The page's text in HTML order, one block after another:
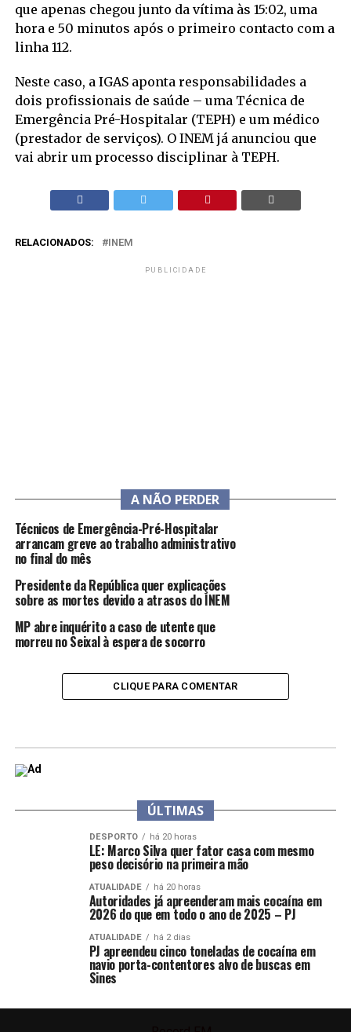
que apenas chegou junto da vítima às 15:02, uma
hora e 50 minutos após o primeiro contacto com a
linha 112.
Neste caso, a IGAS aponta responsabilidades a
dois profissionais de saúde – uma Técnica de
Emergência Pré-Hospitalar (TEPH) e um médico
(prestador de serviços). O INEM já anunciou que
vai abrir um processo disciplinar à TEPH.
RELACIONADOS: INEM
PUBLICIDADE
A NÃO PERDER
Técnicos de Emergência-Pré-Hospitalar
arrancam greve ao trabalho administrativo
no final do mês
Presidente da República quer explicações
sobre as mortes devido a atrasos do INEM
MP abre inquérito a caso de utente que
morreu no Seixal à espera de socorro
CLIQUE PARA COMENTAR
ÚLTIMAS
DESPORTO há 20 horas
LE: Marco Silva quer fator casa com mesmo
peso decisório na primeira mão
ATUALIDADE há 20 horas
Autoridades já apreenderam mais cocaína em
2026 do que em todo o ano de 2025 – PJ
ATUALIDADE há 2 dias
PJ apreendeu cinco toneladas de cocaína em
navio porta-contentores alvo de buscas em
Sines